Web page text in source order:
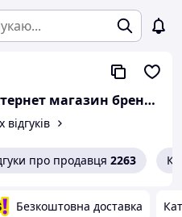
Vip Clothing - Інтернет магазин брендового одягу
про продавця 2263
Безкоштовна доставка